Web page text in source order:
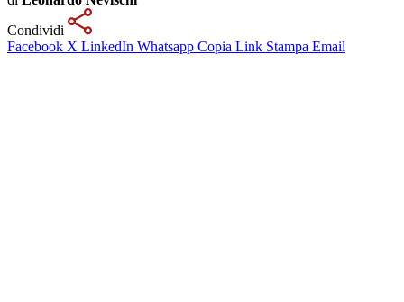
Condividi
Facebook X LinkedIn Whatsapp Copia Link Stampa Email